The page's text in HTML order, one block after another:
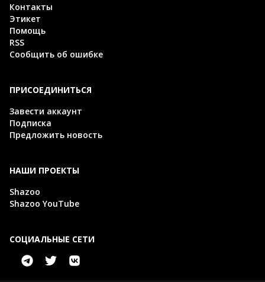
Контакты
Этикет
Помощь
RSS
Сообщить об ошибке
ПРИСОЕДИНИТЬСЯ
Завести аккаунт
Подписка
Предложить новость
НАШИ ПРОЕКТЫ
Shazoo
Shazoo YouTube
СОЦИАЛЬНЫЕ СЕТИ